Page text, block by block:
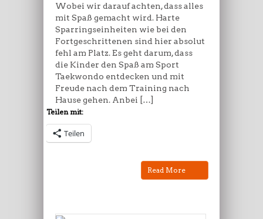
Wobei wir darauf achten, dass alles
mit Spaß gemacht wird. Harte
Sparringseinheiten wie bei den
Fortgeschrittenen sind hier absolut
fehl am Platz. Es geht darum, dass
die Kinder den Spaß am Sport
Taekwondo entdecken und mit
Freude nach dem Training nach
Hause gehen. Anbei […]
Teilen mit:
Teilen
Read More